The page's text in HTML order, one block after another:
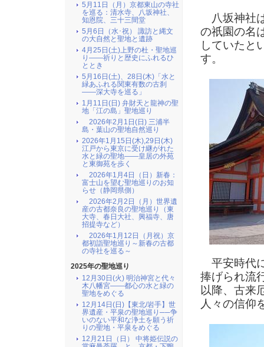
八坂神社
の祇園の名
していたと
す。
平安時代
捧げられ流
以降、古来
人々の信仰
5月11日（月）京都東山の寺社
を巡る：清水寺、八坂神社、
知恩院、三十三間堂
5月6日（水･祝） 諏訪と縄文
の大自然と聖地と遺跡
4月25日(土)上野の杜・聖地巡
り――祈りと歴史にふれるひ
ととき
5月16日(土)、28日(木)「水と
緑あふれる関東有数の古刹
――深大寺を巡る」
1月11日(日) 弁財天と龍神の聖
地「江の島」聖地巡り
2026年2月1日(日) 三浦半
島・葉山の聖地自然巡り
2026年1月15日(木),29日(木)
江戸から東京に受け継がれた
水と緑の聖地――皇居の外苑
と東御苑を歩く
2026年1月4日（日）新春：
富士山を望む聖地巡りのお知
らせ（静岡県側）
2026年2月2日（月）世界遺
産の古都奈良の聖地巡り（東
大寺、春日大社、興福寺、唐
招提寺など）
2026年1月12日（月祝）京
都初詣聖地巡り～新春の古都
の寺社を巡る～
2025年の聖地巡り
12月30日(火) 明治神宮と代々
木八幡宮――都心の水と緑の
聖地をめぐる
12月14日(日)【東北/岩手】世
界遺産・平泉の聖地巡り──争
いのない平和な浄土を願う祈
りの聖地・平泉をめぐる
12月21日（日） 中将姫伝説の